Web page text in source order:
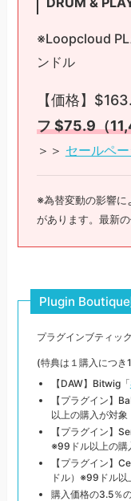
※Loopcloud
ンドル
【価格】
フ $75.9（
＞＞ セールペ
※為替変動の影響に
があります。最新
Plugin
プラグインブティッ
(特典は１購入につき
【DAW】Bitwig「
【プラグイン】
以上の購入が対象
【プラグイン】
※99ドル以上の購
【プラグイン】
ドル）※99ドル以
購入価格の3.5％